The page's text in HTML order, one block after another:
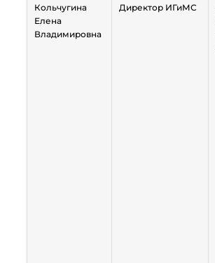
Кольчугина
Елена
Владимировна
Директор ИГиМС